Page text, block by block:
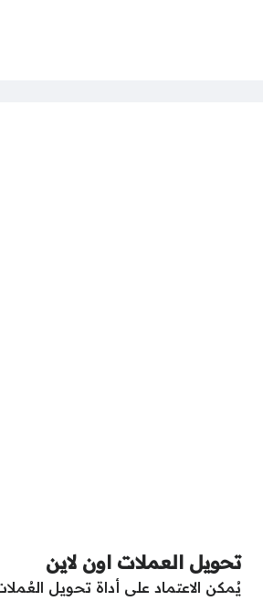
تحويل العملات اون لاين
يُمكن الاعتماد على أداة تحويل